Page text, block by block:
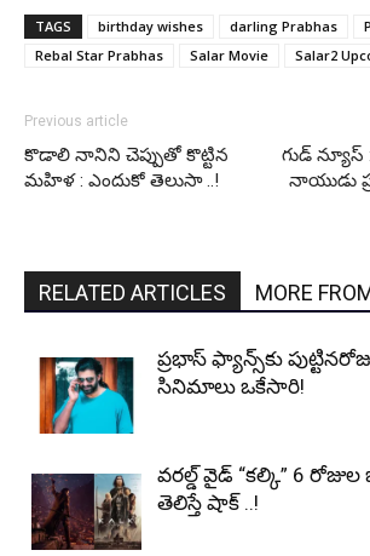
TAGS birthday wishes darling Prabhas
Rebal Star Prabhas
Salar Movie Salar2
Previous article
కొడాలి నానిని చెప్పుతో కొట్టిన
మహిళ : ఎందుకో తెలుసా ..!
గుడ్ న్యూస్
నాయుడు
RELATED ARTICLES MORE
ప్రభాస్‌ ఫ్యాన్స్‌కు
సినిమాలు ఒకేసారి!
వరల్డ్ వైడ్ “కల్కి” 6
తెలిస్తే షాక్ ..!